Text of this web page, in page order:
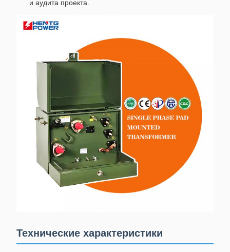
и аудита проекта.
Технические характеристики